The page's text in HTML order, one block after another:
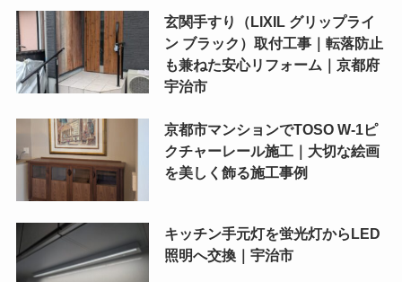
玄関手すり（LIXIL グリップライ
ン ブラック）取付工事｜転落防止
も兼ねた安心リフォーム｜京都府
宇治市
京都市マンションでTOSO W-1ピ
クチャーレール施工｜大切な絵画
を美しく飾る施工事例
キッチン手元灯を蛍光灯からLED
照明へ交換｜宇治市